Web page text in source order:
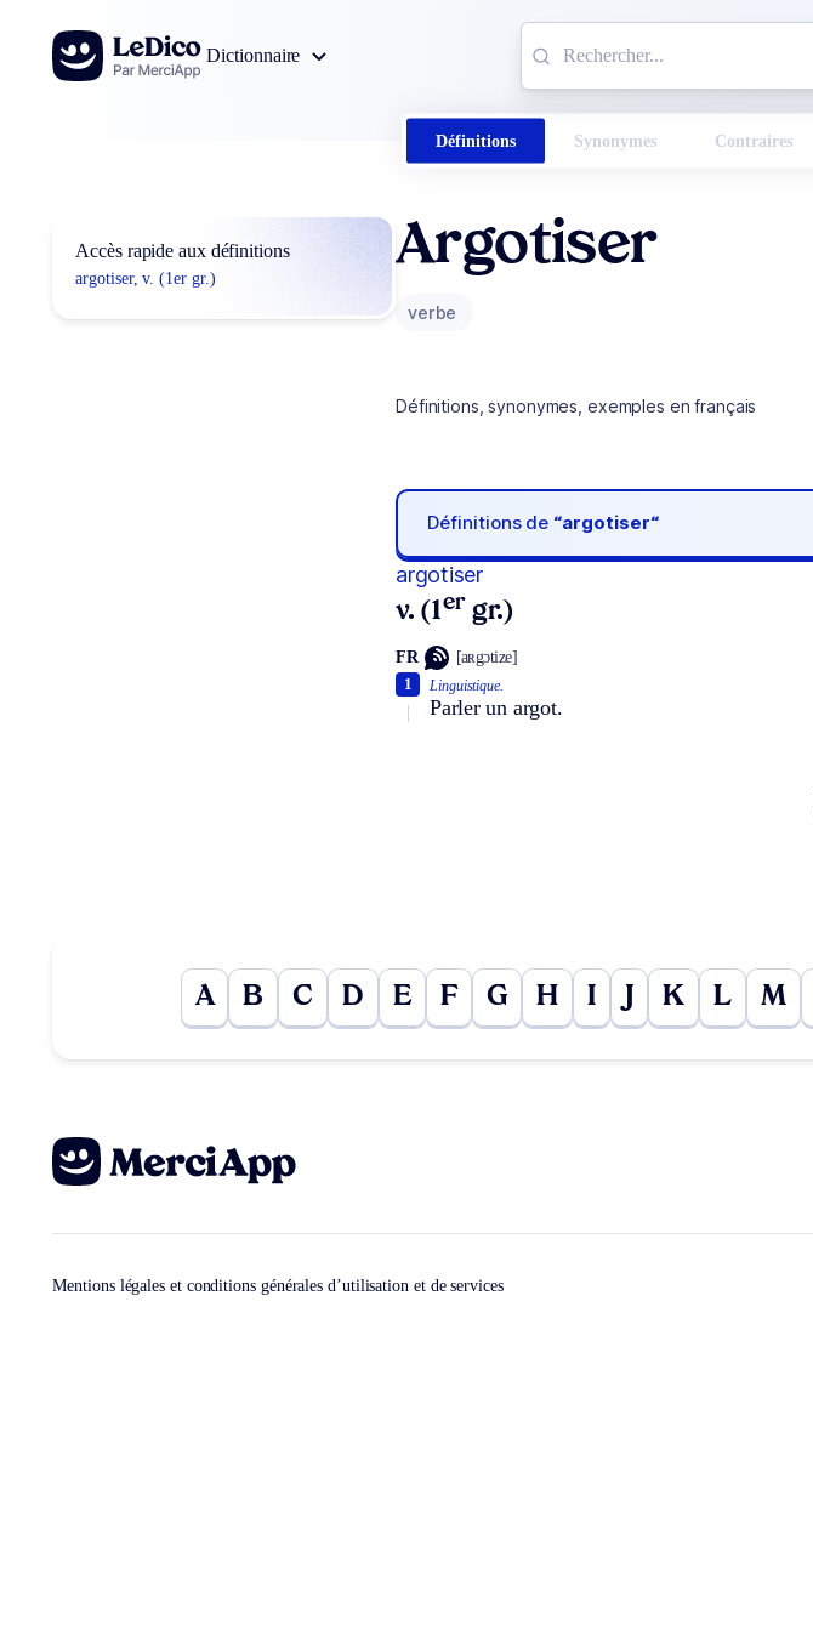
Aller au contenu
Dictionnaire
Définitions Synonymes Contraires
Accès rapide aux définitions
argotiser, v. (1er gr.)
Argotiser
verbe
Définitions, synonymes, exemples en français
Définitions de “argotiser“
argotiser
v. (1er gr.)
FR [aʀgɔtize]
Linguistique.
Parler un argot.
1
A B C D E F G H I J K L M
Mentions légales et conditions générales d’utilisation et de services